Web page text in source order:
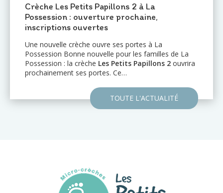
Les Petits Papillons 2 à La
: ouverture prochaine,
ouvertes
crèche ouvre ses portes à La
Bonne nouvelle pour les familles de La
: la crècheLes Petits Papillons 2ouvrira
ses portes. Ce…
TOUTE L'ACTUALITÉ